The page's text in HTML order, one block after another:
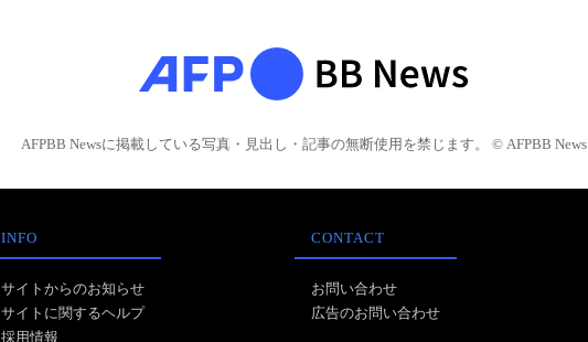
AFPBB Newsに掲載している写真・見出し・記事の無断使用を禁じます。 © AFPBB News
INFO
サイトからのお知らせ
サイトに関するヘルプ
採用情報
CONTACT
お問い合わせ
広告のお問い合わせ